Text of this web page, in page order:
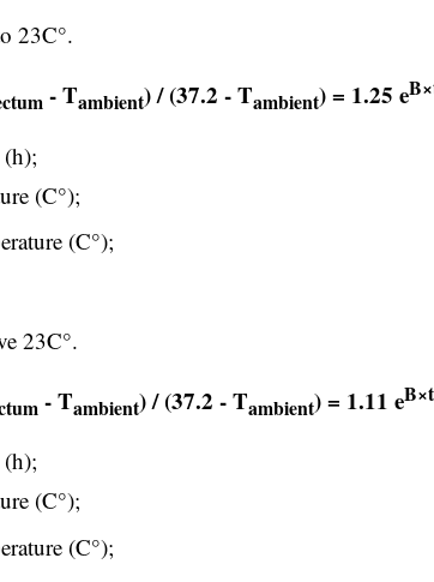
23C°.
- Tambient) / (37.2 - Tambient) = 1.25 e
(C°);
(C°);
23C°.
- Tambient) / (37.2 - Tambient) = 1.11 eB×t
(C°);
(C°);